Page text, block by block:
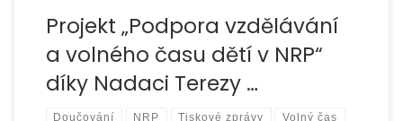
Projekt „Podpora vzdělávání
a volného času dětí v NRP“
díky Nadaci Terezy …
Doučování NRP Tiskové zprávy Volný čas